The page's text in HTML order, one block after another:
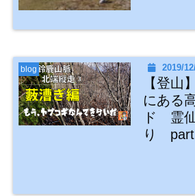
blog 2019/
【登山
にある
ド 霊
り part